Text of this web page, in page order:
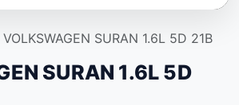
VOLKSWAGEN SURAN 1.6L 5D 21B
SURAN 1.6L 5D